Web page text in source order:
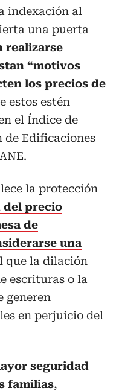
indexación al
una puerta
realizarse
“motivos
los precios de
estos estén
el Índice de
de Edificaciones
la protección
del precio
de
una
que la dilación
escrituras o la
generen
en perjuicio del
seguridad
familias,